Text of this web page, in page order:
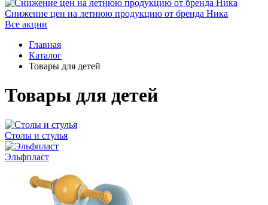
Снижение цен на летнюю продукцию от бренда Ника
Все акции
Главная
Каталог
Товары для детей
Товары для детей
Столы и стулья
Эльфпласт